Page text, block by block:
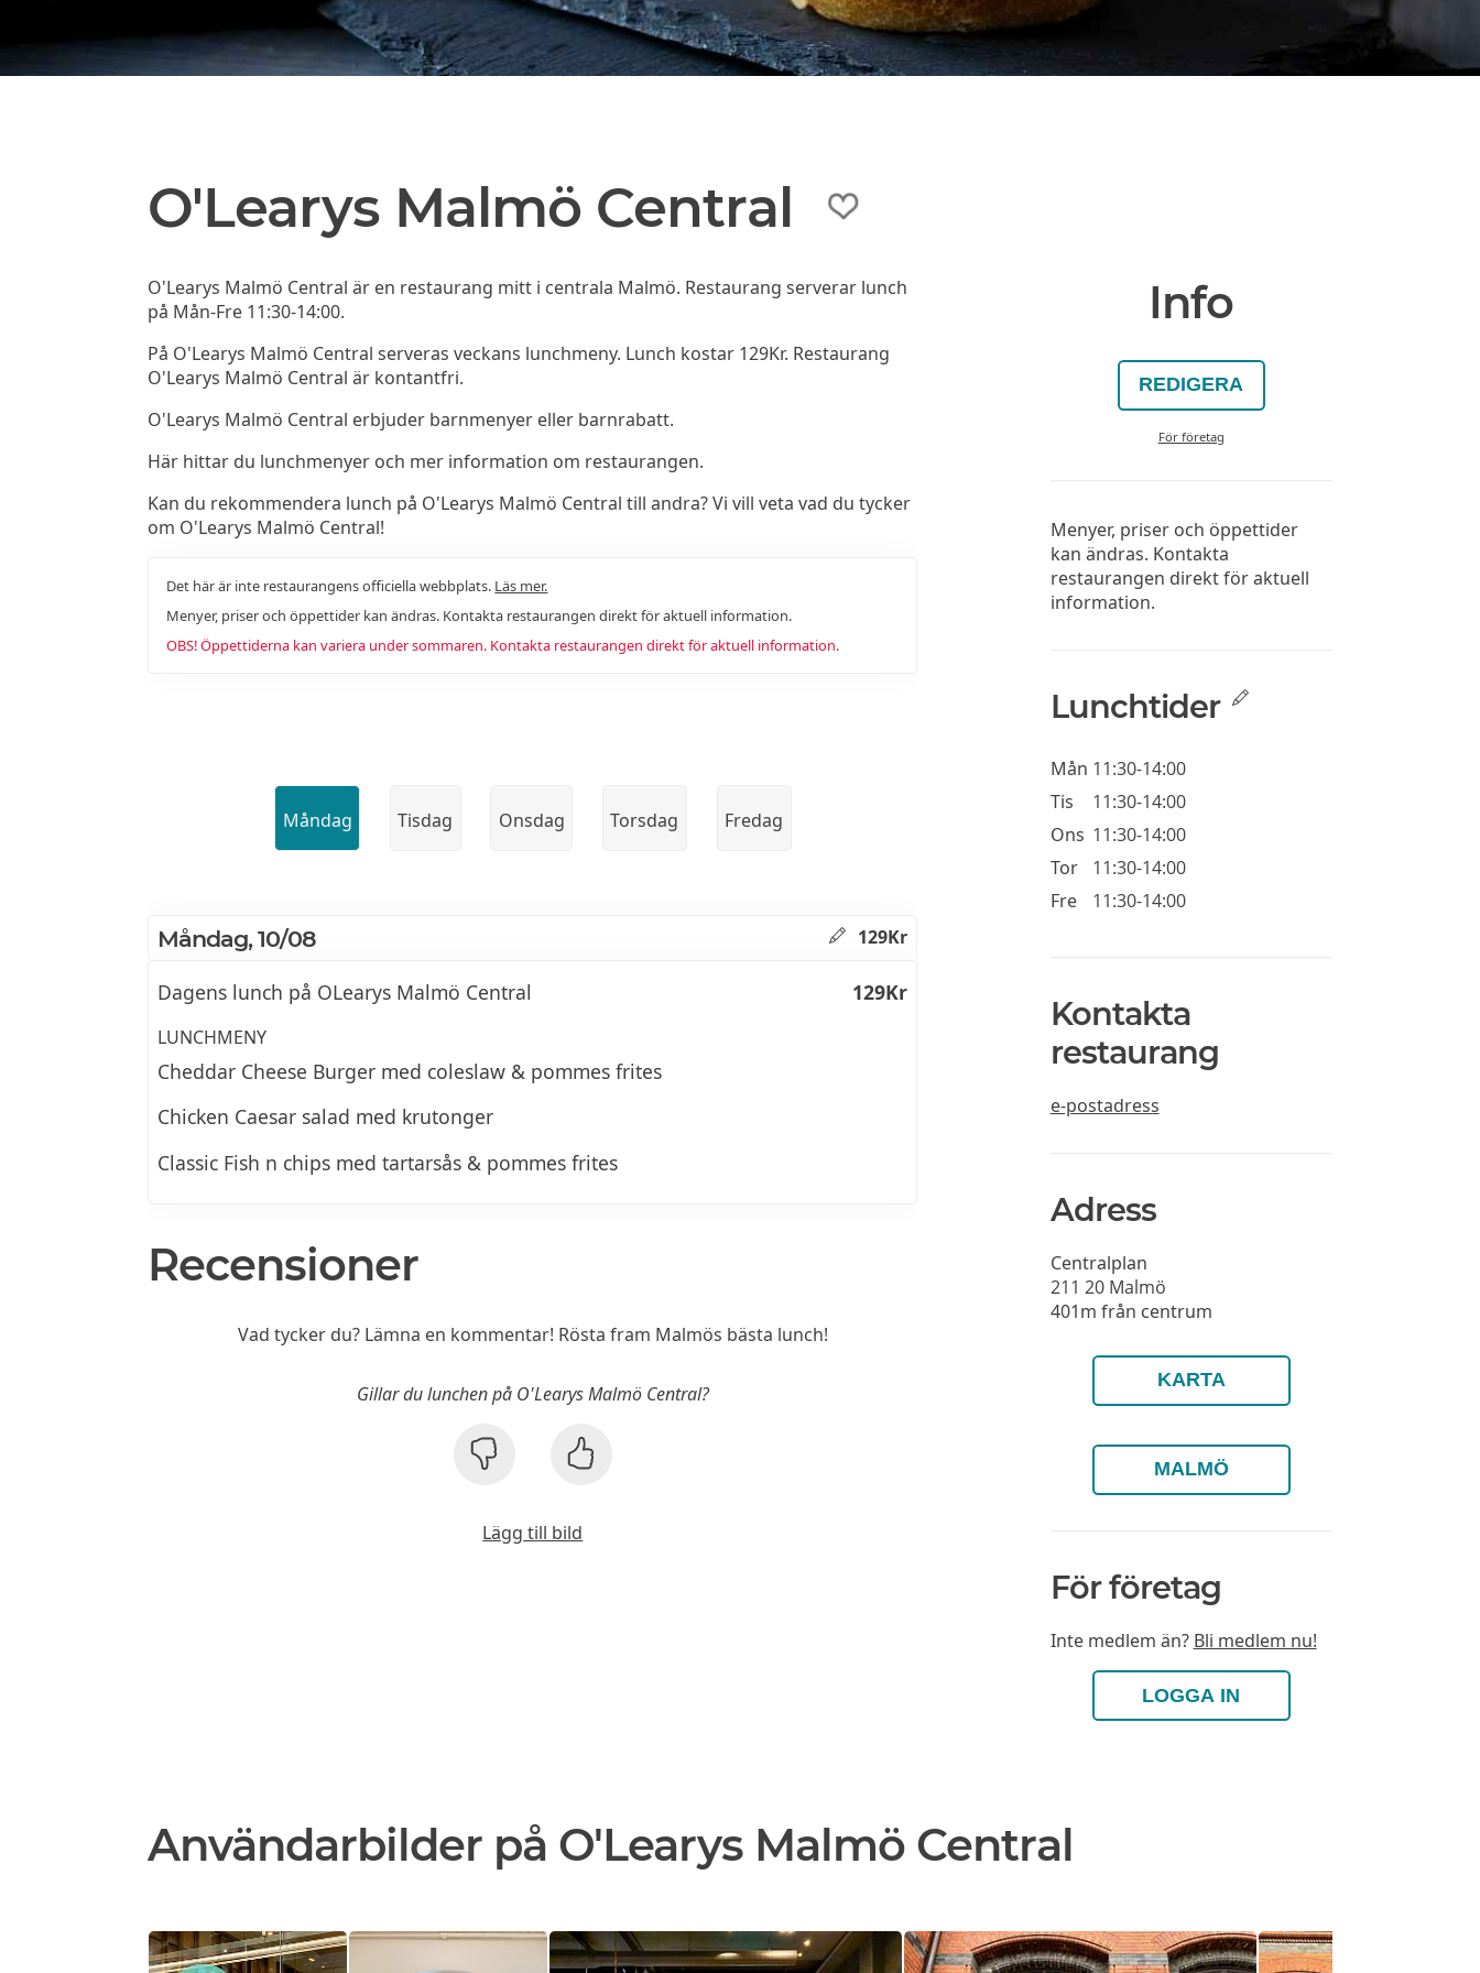
O'Learys Malmö Central
O'Learys Malmö Central är en restaurang mitt i centrala Malmö. Restaurang serverar lunch
på Mån-Fre 11:30-14:00.
På O'Learys Malmö Central serveras veckans lunchmeny. Lunch kostar 129Kr. Restaurang
O'Learys Malmö Central är kontantfri.
O'Learys Malmö Central erbjuder barnmenyer eller barnrabatt.
Här hittar du lunchmenyer och mer information om restaurangen.
Kan du rekommendera lunch på O'Learys Malmö Central till andra? Vi vill veta vad du tycker
om O'Learys Malmö Central!
Det här är inte restaurangens officiella webbplats. Läs mer.
Menyer, priser och öppettider kan ändras. Kontakta restaurangen direkt för aktuell information.
OBS! Öppettiderna kan variera under sommaren. Kontakta restaurangen direkt för aktuell information.
Måndag Tisdag Onsdag Torsdag Fredag
Måndag, 10/08 129Kr
Dagens lunch på OLearys Malmö Central 129Kr
LUNCHMENY
Cheddar Cheese Burger med coleslaw & pommes frites
Chicken Caesar salad med krutonger
Classic Fish n chips med tartarsås & pommes frites
Recensioner
Vad tycker du? Lämna en kommentar! Rösta fram Malmös bästa lunch!
Gillar du lunchen på O'Learys Malmö Central?
Lägg till bild
Info
REDIGERA
För företag
Menyer, priser och öppettider
kan ändras. Kontakta
restaurangen direkt för aktuell
information.
Lunchtider
Mån 11:30-14:00
Tis
11:30-14:00
Ons 11:30-14:00
Tor
11:30-14:00
Fre
11:30-14:00
Kontakta
restaurang
e-postadress
Adress
Centralplan
211 20 Malmö
401m från centrum
KARTA
MALMÖ
För företag
Inte medlem än? Bli medlem nu!
LOGGA IN
Användarbilder på O'Learys Malmö Central